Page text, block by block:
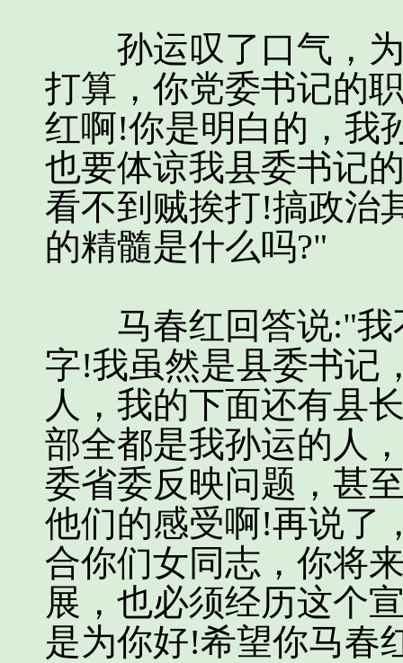
孙运叹了口气，为
打算，你党委书记的
红啊!你是明白的，我
也要体谅我县委书记
看不到贼挨打!搞政治
的精髓是什么吗?"
马春红回答说:"我
字!我虽然是县委书记
人，我的下面还有县
部全都是我孙运的人
委省委反映问题，甚
他们的感受啊!再说了
合你们女同志，你将
展，也必须经历这个
是为你好!希望你马春